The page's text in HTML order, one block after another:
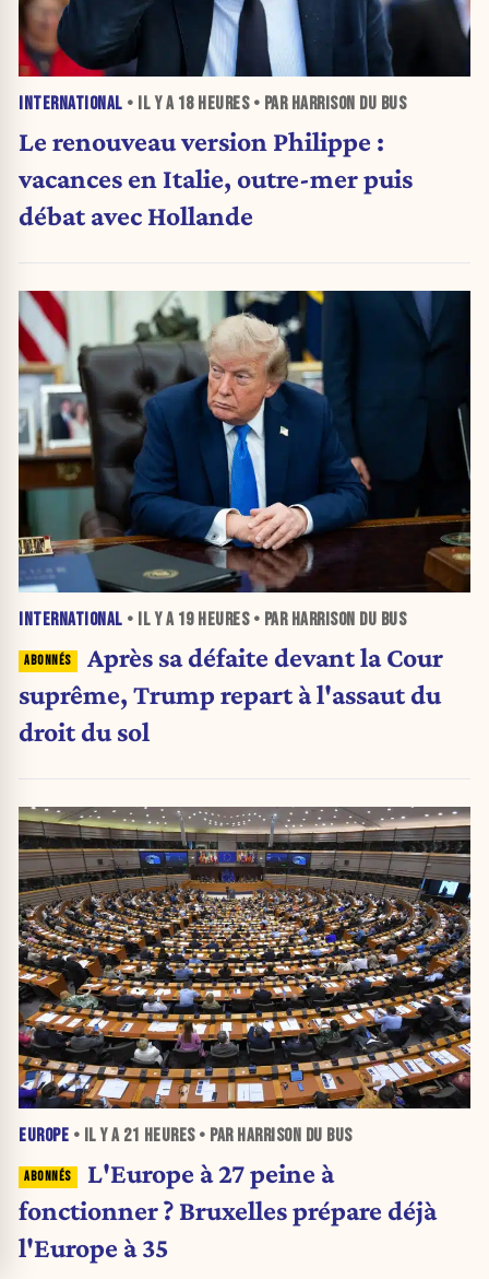
INTERNATIONAL • IL Y A 18 HEURES• PAR HARRISON DU BUS
Le renouveau version Philippe :
vacances en Italie, outre-mer puis
débat avec Hollande
INTERNATIONAL • IL Y A 19 HEURES• PAR HARRISON DU BUS
Après sa défaite devant la Cour
suprême, Trump repart à l'assaut du
droit du sol
EUROPE • IL Y A 21 HEURES• PAR HARRISON DU BUS
L'Europe à 27 peine à
fonctionner ? Bruxelles prépare déjà
l'Europe à 35